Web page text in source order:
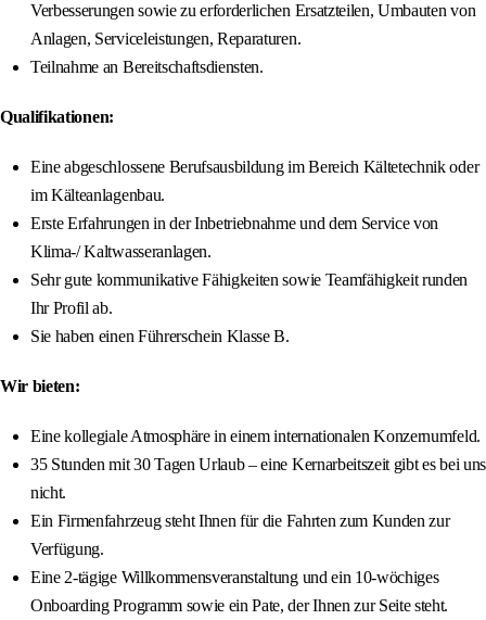
Verbesserungen sowie zu erforderlichen Ersatzteilen, Umbauten von
Anlagen, Serviceleistungen, Reparaturen.
Teilnahme an Bereitschaftsdiensten.
Qualifikationen:
Eine abgeschlossene Berufsausbildung im Bereich Kältetechnik oder
im Kälteanlagenbau.
Erste Erfahrungen in der Inbetriebnahme und dem Service von
Klima-/ Kaltwasseranlagen.
Sehr gute kommunikative Fähigkeiten sowie Teamfähigkeit runden
Ihr Profil ab.
Sie haben einen Führerschein Klasse B.
Wir bieten:
Eine kollegiale Atmosphäre in einem internationalen Konzernumfeld.
35 Stunden mit 30 Tagen Urlaub – eine Kernarbeitszeit gibt es bei uns
nicht.
Ein Firmenfahrzeug steht Ihnen für die Fahrten zum Kunden zur
Verfügung.
Eine 2-tägige Willkommensveranstaltung und ein 10-wöchiges
Onboarding Programm sowie ein Pate, der Ihnen zur Seite steht.